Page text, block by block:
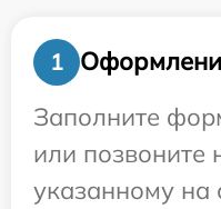
1
Заполните
или позвоните
указанному на